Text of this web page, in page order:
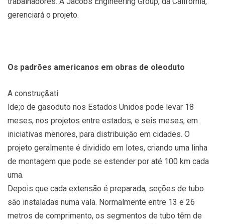
gerenciará o projeto.
Os padrões americanos em obras de oleoduto
A construç&ati
lde;o de gasoduto nos Estados Unidos pode levar 18
meses, nos projetos entre estados, e seis meses, em
iniciativas menores, para distribuição em cidades. O
projeto geralmente é dividido em lotes, criando uma linha
de montagem que pode se estender por até 100 km cada
uma.
Depois que cada extensão é preparada, seções de tubo
são instaladas numa vala. Normalmente entre 13 e 26
metros de comprimento, os segmentos de tubo têm de